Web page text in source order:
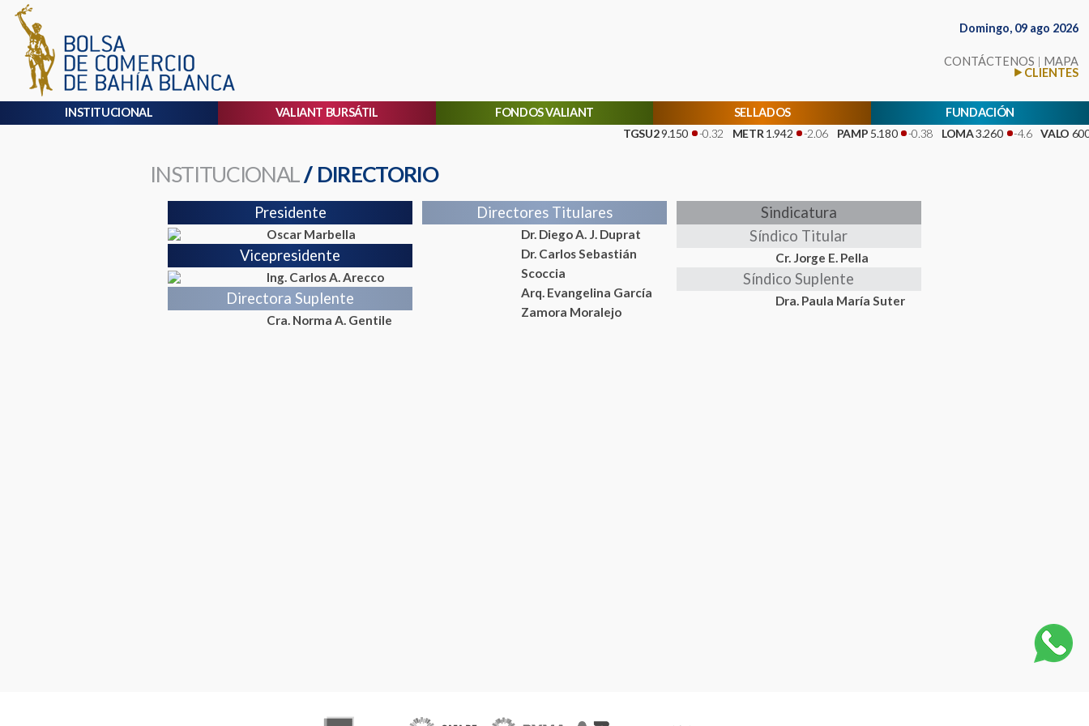
Domingo, 09 ago 2026
CONTÁCTENOS | MAPA
CLIENTES
INSTITUCIONAL VALIANT BURSÁTIL FONDOS VALIANT SELLADOS
FUNDACIÓN
TGSU29.150 -0.32 METR1.942 -2.06 PAMP5.180 -0.38 LOMA3.260 -4.6 VALO600 -
INSTITUCIONAL/ DIRECTORIO
Presidente
Oscar Marbella
Vicepresidente
Ing. Carlos A. Arecco
Directora Suplente
Cra. Norma A. Gentile
Directores Titulares
Dr. Diego A. J. Duprat
Dr. Carlos Sebastián
Scoccia
Arq. Evangelina García
Zamora Moralejo
Sindicatura
Síndico Titular
Cr. Jorge E. Pella
Síndico Suplente
Dra. Paula María Suter